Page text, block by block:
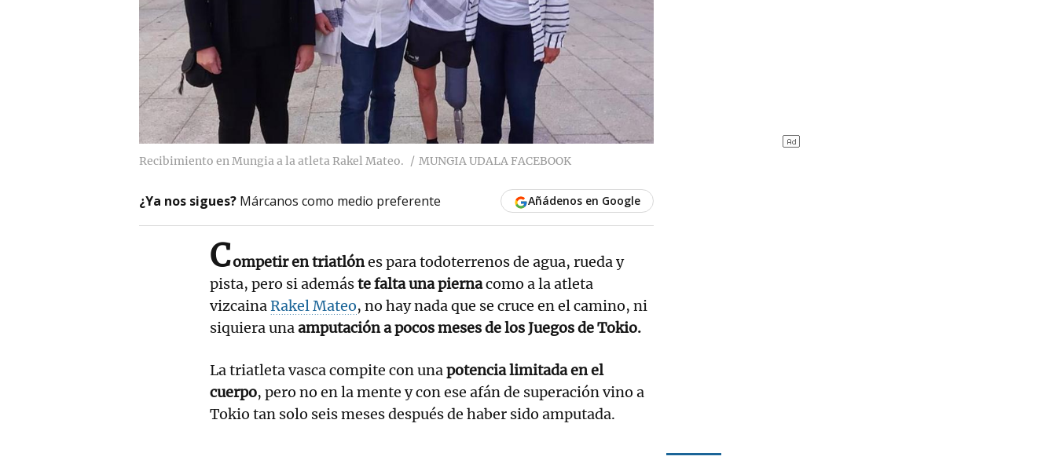
Recibimiento en Mungia a la atleta Rakel Mateo. MUNGIA UDALA FACEBOOK
¿Ya nos sigues? Márcanos como medio preferente Añádenos en Google
Competir en triatlónes para todoterrenos de agua, rueda y
pista, pero si ademáste falta una piernacomo a la atleta
vizcainaRakel Mateo, no hay nada que se cruce en el camino, ni
siquiera unaamputación a pocos meses de los Juegos de Tokio.
La triatleta vasca compite con unapotencia limitada en el
cuerpo, pero no en la mente y con ese afán de superación vino a
Tokio tan solo seis meses después de haber sido amputada.